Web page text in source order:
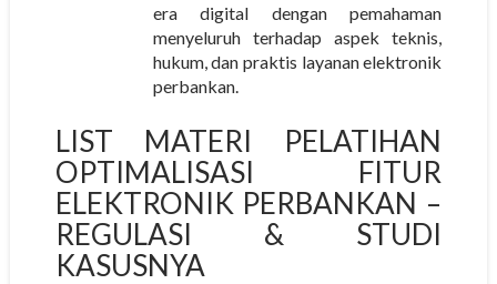
era digital dengan pemahaman
menyeluruh terhadap aspek teknis,
hukum, dan praktis layanan elektronik
perbankan.
LIST MATERI PELATIHAN
OPTIMALISASI FITUR
ELEKTRONIK PERBANKAN –
REGULASI & STUDI
KASUSNYA